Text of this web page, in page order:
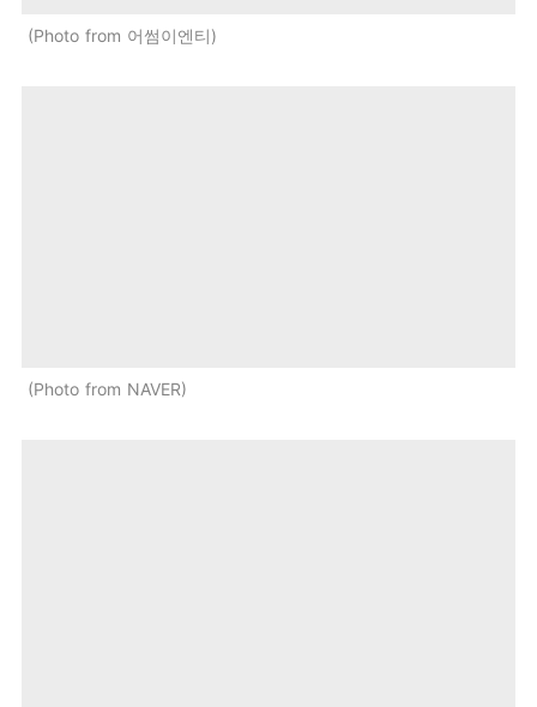
Photo from 어썸이엔티
Photo from NAVER